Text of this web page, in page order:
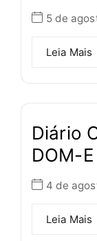
5 de
Leia Mais
Diário
DOM-
4 de
Leia Mais